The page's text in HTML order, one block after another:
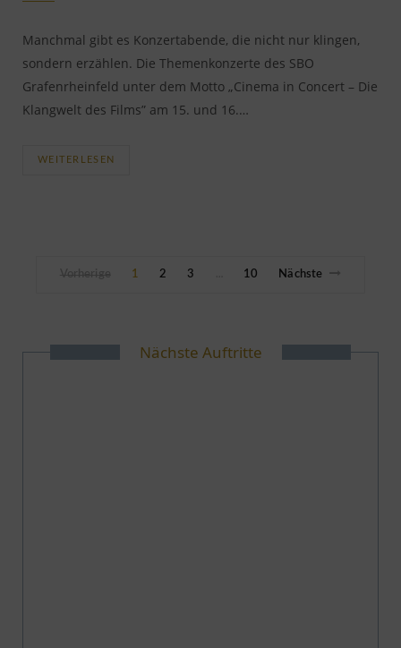
Manchmal gibt es Konzertabende, die nicht nur klingen,
sondern erzählen. Die Themenkonzerte des SBO
Grafenrheinfeld unter dem Motto „Cinema in Concert – Die
Klangwelt des Films” am 15. und 16.…
WEITERLESEN
1 2 3 10 Nächste
Nächste Auftritte